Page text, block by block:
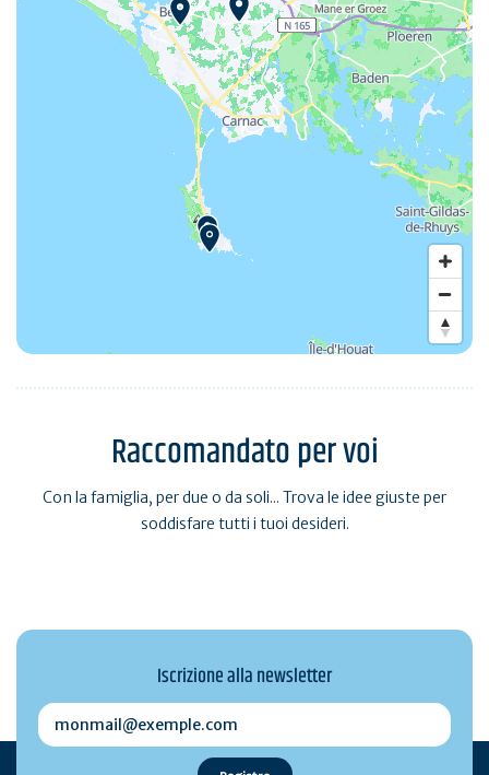
Raccomandato per voi
Con la famiglia, per due o da soli... Trova le idee giuste per
soddisfare tutti i tuoi desideri.
Iscrizione alla newsletter
monmail@exemple.com